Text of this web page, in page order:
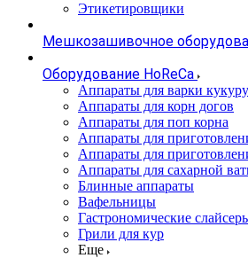
Этикетировщики
Мешкозашивочное
Оборудование HoReCa
Аппараты для варки
Аппараты для корн догов
Аппараты для поп корна
Аппараты для
Аппараты для
Аппараты для сахарной
Блинные аппараты
Вафельницы
Гастрономические
Грили для кур
Еще